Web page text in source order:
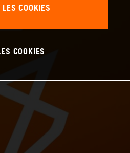
COOKIES
COOKIES